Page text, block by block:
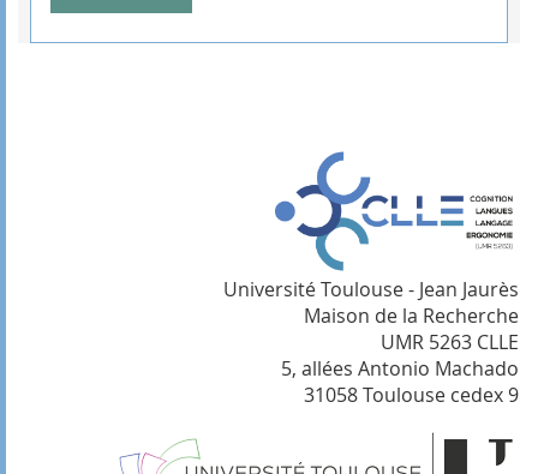
Université Toulouse - Jean Jaurès
Maison de la Recherche
UMR 5263 CLLE
5, allées Antonio Machado
31058 Toulouse cedex 9